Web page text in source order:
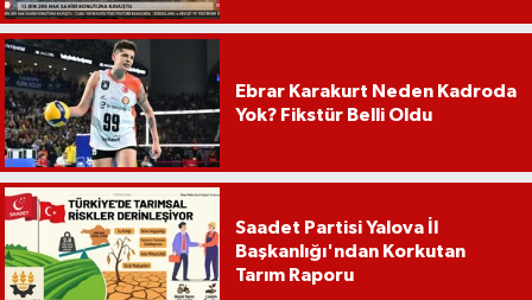
Ebrar Karakurt Neden Kadroda
Yok? Fikstür Belli Oldu
Saadet Partisi Yalova İl
Başkanlığı'ndan Korkutan
Tarım Raporu